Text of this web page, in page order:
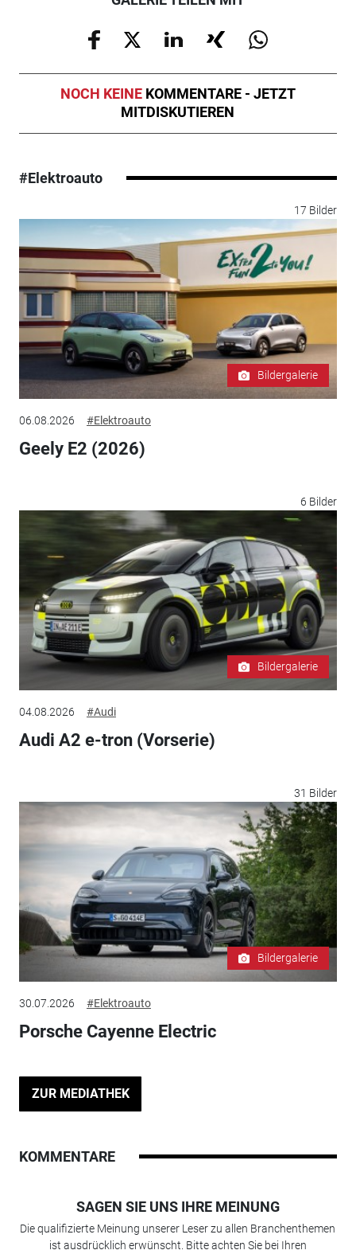
NOCH KEINE KOMMENTARE - JETZT
MITDISKUTIEREN
#Elektroauto
17 Bilder
Bildergalerie
06.08.2026 #Elektroauto
Geely E2 (2026)
6 Bilder
Bildergalerie
04.08.2026 #Audi
Audi A2 e-tron (Vorserie)
31 Bilder
Bildergalerie
30.07.2026 #Elektroauto
Porsche Cayenne Electric
ZUR MEDIATHEK
KOMMENTARE
SAGEN SIE UNS IHRE MEINUNG
Die qualifizierte Meinung unserer Leser zu allen Branchenthemen
ist ausdrücklich erwünscht. Bitte achten Sie bei Ihren